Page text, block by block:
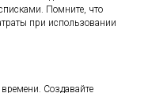
Помните, что
при использовании
времени. Создавайте